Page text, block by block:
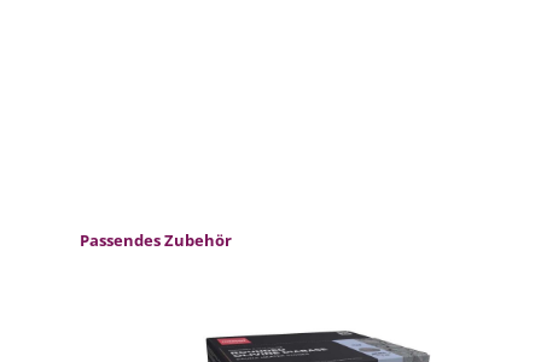
Produktgalerie überspringen
Passendes Zubehör